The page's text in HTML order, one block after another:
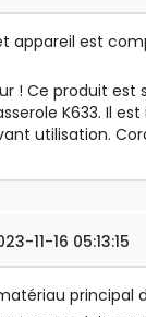
appareil est
! Ce produit
K633. Il
utilisation.
11-16 05:13:15
principal